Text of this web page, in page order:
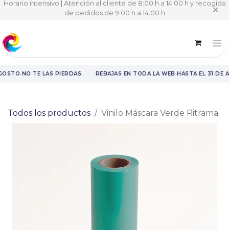
Horario intensivo | Atención al cliente de 8:00 h a 14:00 h y recogida
de pedidos de 9:00 h a 14:00 h ✕
·NO TE LAS PIERDAS· REBAJAS EN TODA LA WEB·HASTA EL 31 DE
Todos los productos Vinilo Máscara Verde Ritrama